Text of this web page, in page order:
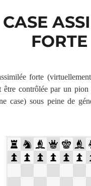
FORTE
forte
être contrôlée par un
case) sous peine de